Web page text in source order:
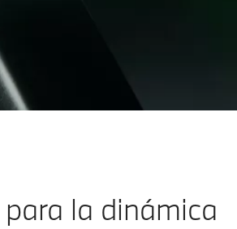
la dinámica